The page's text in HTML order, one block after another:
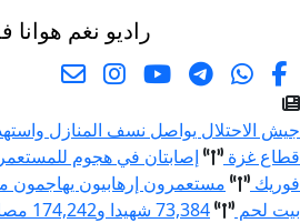
راديو نغم هوانا
جيش الاحتلال يواصل نسف المنازل
قطاع غزة
إصابتان في هجوم
فوريك
مستعمرون إرهابيون يهاجمون
بيت لحم